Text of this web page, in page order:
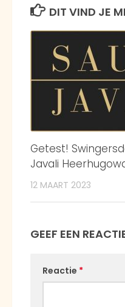
DIT VIND JE
Getest!
Javali
12 MAART 2023
GEEF EEN
Reactie *